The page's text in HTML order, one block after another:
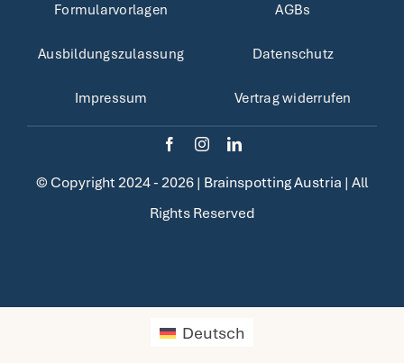
Formularvorlagen
Ausbildungszulassung
Impressum
AGBs
Datenschutz
Vertrag widerrufen
© Copyright 2024 - 2026 | Brainspotting Austria | All
Rights Reserved
Deutsch